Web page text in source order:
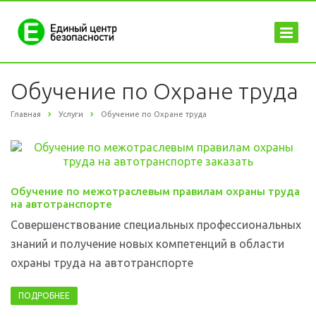
Обучение по Охране труда
Главная Услуги Обучение по Охране труда
Обучение по межотраслевым правилам охраны труда
на автотранспорте
Cовершенствование специальных профессиональных
знаний и получение новых компетенций в области
охраны труда на автотранспорте
ПОДРОБНЕЕ